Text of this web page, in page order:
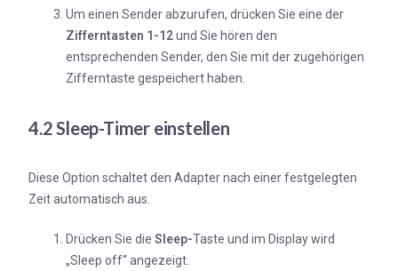
Um einen Sender abzurufen, drücken Sie eine der
Zifferntasten 1-12und Sie hören den
entsprechenden Sender, den Sie mit der zugehörigen
Zifferntaste gespeichert haben.
4.2 Sleep-Timer einstellen
Diese Option schaltet den Adapter nach einer festgelegten
Zeit automatisch aus.
Drücken Sie die Sleep-Taste und im Display wird
„Sleep off“ angezeigt.